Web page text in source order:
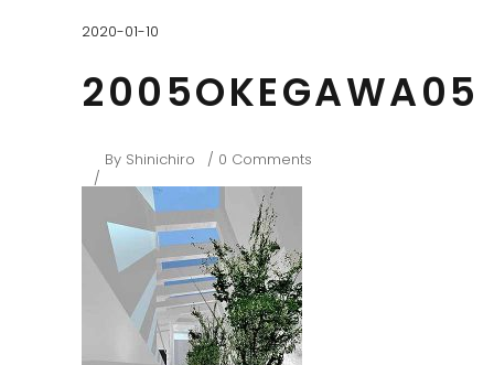
2020-01-10
2005OKEGAWA05
By Shinichiro 0 Comments